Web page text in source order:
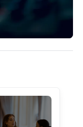
Spanish, and English,
across destinations
Miami, Los Angeles,
Las Vegas, Chicago,